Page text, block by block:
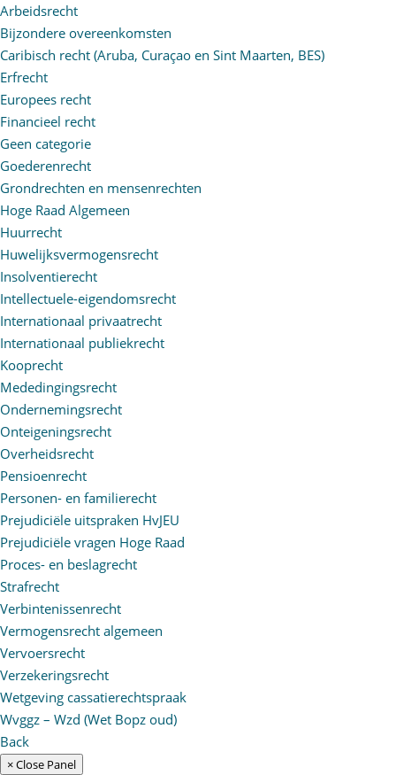
Arbeidsrecht
Bijzondere overeenkomsten
Caribisch recht (Aruba, Curaçao en Sint Maarten, BES)
Erfrecht
Europees recht
Financieel recht
Geen categorie
Goederenrecht
Grondrechten en mensenrechten
Hoge Raad Algemeen
Huurrecht
Huwelijksvermogensrecht
Insolventierecht
Intellectuele-eigendomsrecht
Internationaal privaatrecht
Internationaal publiekrecht
Kooprecht
Mededingingsrecht
Ondernemingsrecht
Onteigeningsrecht
Overheidsrecht
Pensioenrecht
Personen- en familierecht
Prejudiciële uitspraken HvJEU
Prejudiciële vragen Hoge Raad
Proces- en beslagrecht
Strafrecht
Verbintenissenrecht
Vermogensrecht algemeen
Vervoersrecht
Verzekeringsrecht
Wetgeving cassatierechtspraak
Wvggz – Wzd (Wet Bopz oud)
Back
× Close Panel